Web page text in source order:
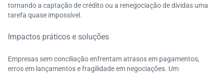
tornando a captação de crédito ou a renegociação de dívidas uma
tarefa quase impossível.
Impactos práticos e soluções
Empresas sem conciliação enfrentam atrasos em pagamentos,
erros em lançamentos e fragilidade em negociações. Um